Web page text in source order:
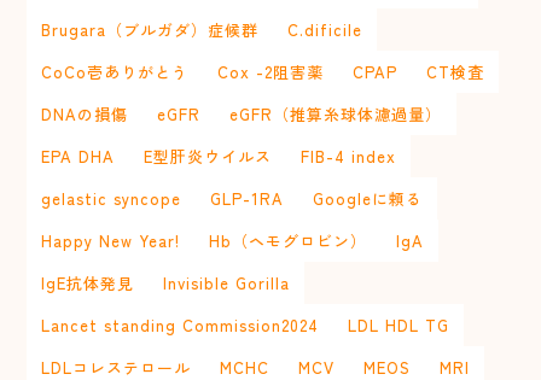
Brugara（ブルガダ）症候群
C.dificile
CoCo壱ありがとう
Cox -2阻害薬 CPAP
CT検査
DNAの損傷
eGFR
eGFR（推算糸球体濾過量）
EPA DHA
E型肝炎ウイルス
FIB-4 index
gelastic syncope
GLP-1RA
Googleに頼る
Happy New Year!
Hb（ヘモグロビン）
IgA
IgE抗体発見
Invisible Gorilla
Lancet standing Commission2024
LDL HDL TG
LDLコレステロール
MCHC MCV MEOS
MRI